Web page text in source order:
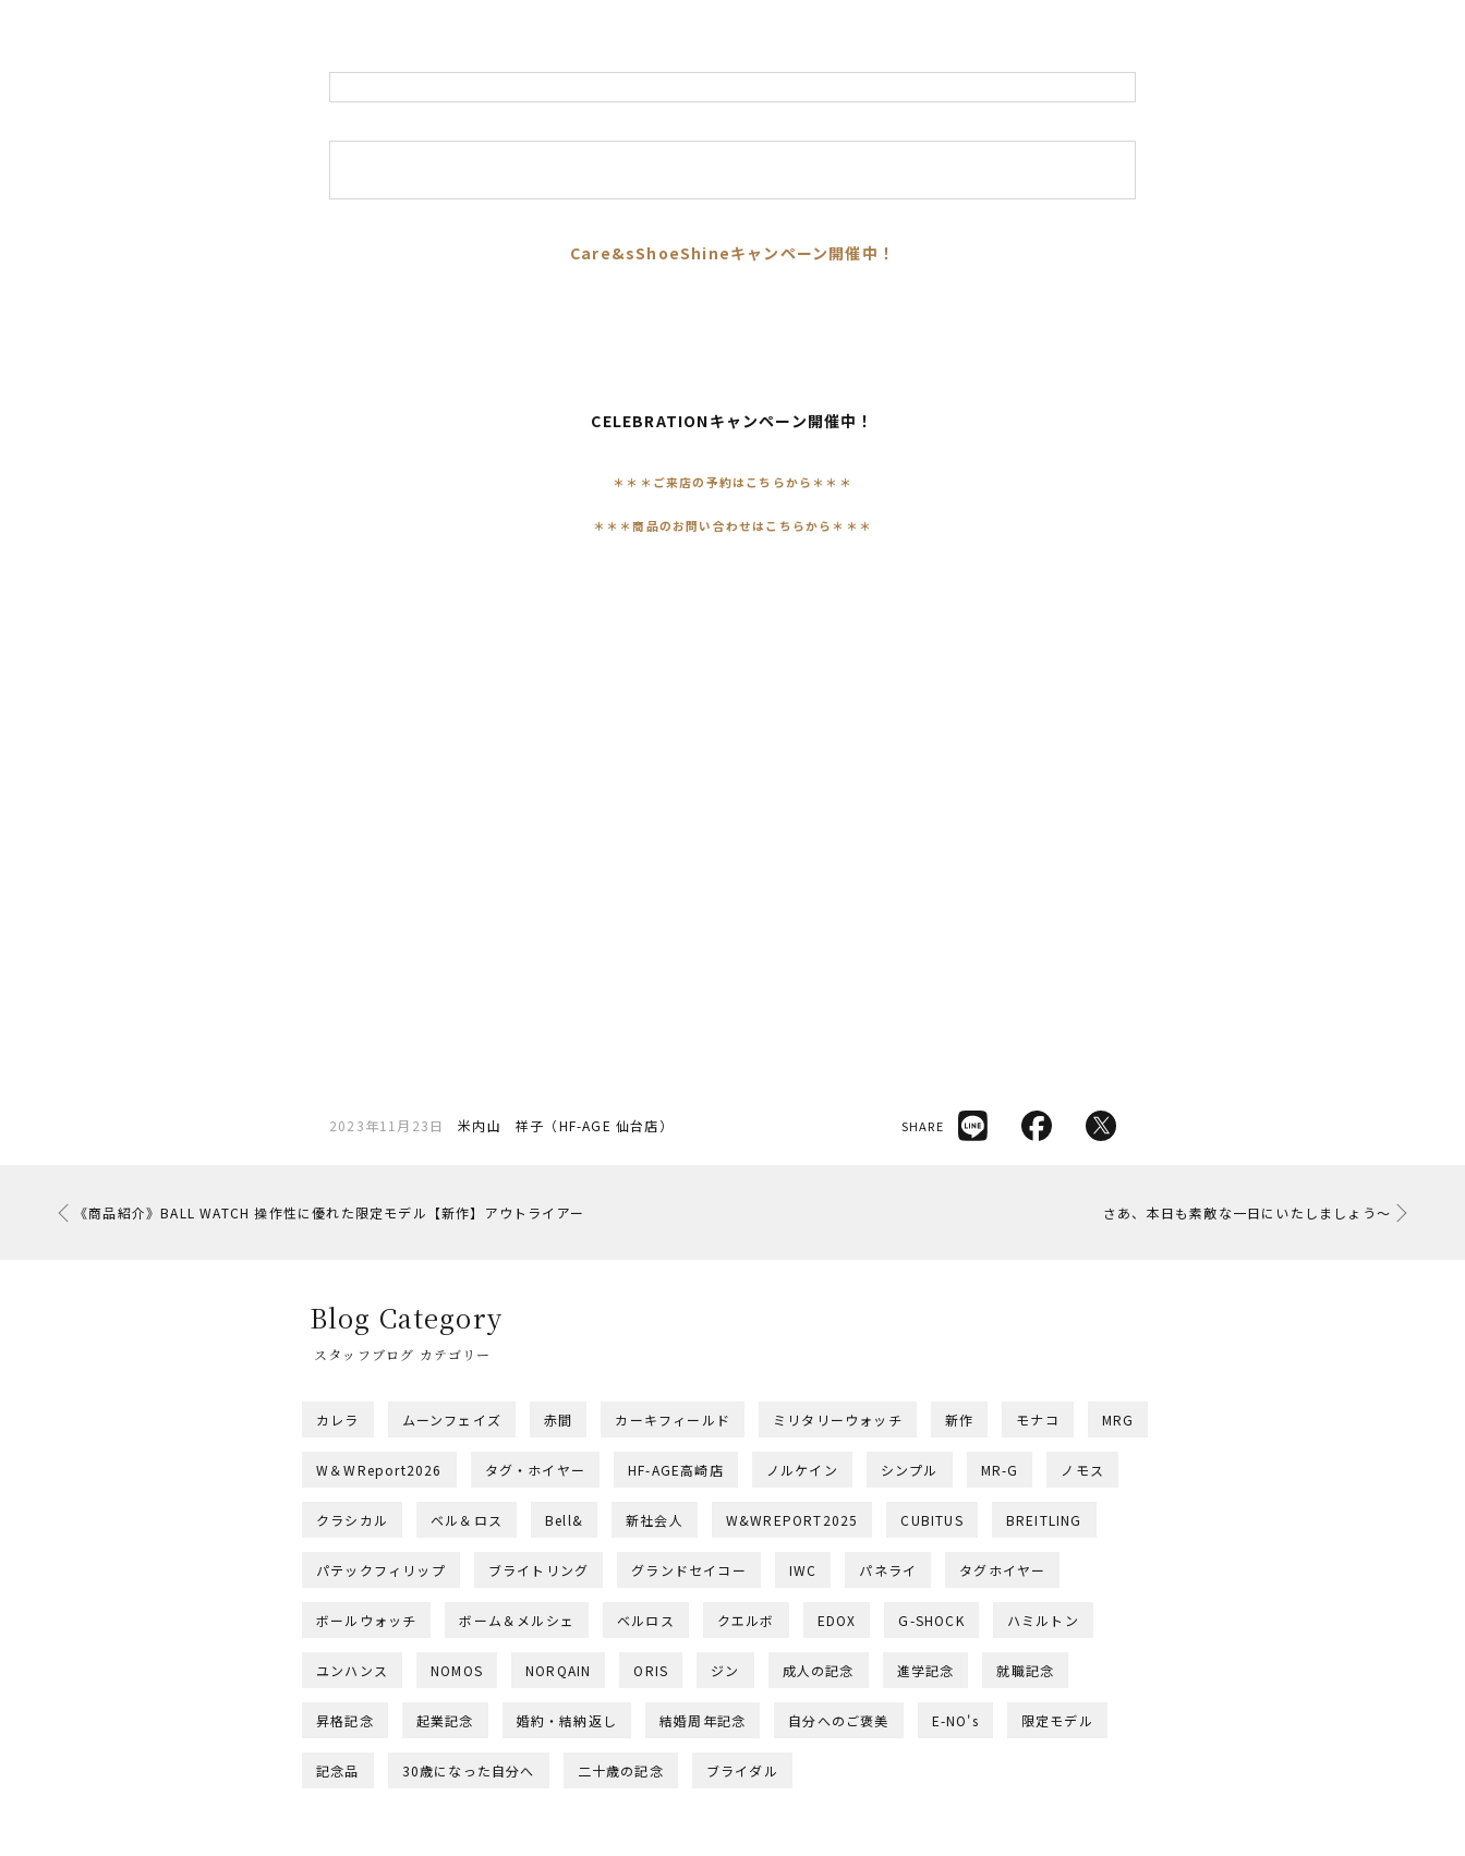
Care&sShoeShineキャンペーン開催中！
CELEBRATIONキャンペーン開催中！
＊ ＊＊ご来店の予約はこちらから＊＊＊
＊＊＊商品のお問い合わせはこちらから＊＊＊
2023年11月23日 米内山 祥子（HF-AGE 仙台店） SHARE
《商品紹介》BALL WATCH 操作性に優れた限定モデル【新作】アウトライアー さあ、本日も素敵な一日にいたしましょう〜
Blog Category
スタッフブログ カテゴリー
カレラ ムーンフェイズ 赤間 カーキフィールド ミリタリーウォッチ 新作 モナコ MRG
W＆WReport2026 タグ・ホイヤー HF-AGE高崎店 ノルケイン シンプル MR-G ノモス
クラシカル ベル＆ロス Bell& 新社会人 W&WREPORT2025 CUBITUS BREITLING
パテックフィリップ ブライトリング グランドセイコー IWC パネライ タグホイヤー
ボールウォッチ ボーム＆メルシェ ベルロス クエルボ EDOX G-SHOCK ハミルトン
ユンハンス NOMOS NORQAIN ORIS ジン 成人の記念 進学記念 就職記念
昇格記念 起業記念 婚約・結納返し 結婚周年記念 自分へのご褒美 E-NO's 限定モデル
記念品 30歳になった自分へ 二十歳の記念 ブライダル